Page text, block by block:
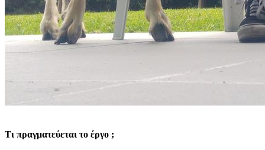
Τι πραγματεύεται το έργο ;